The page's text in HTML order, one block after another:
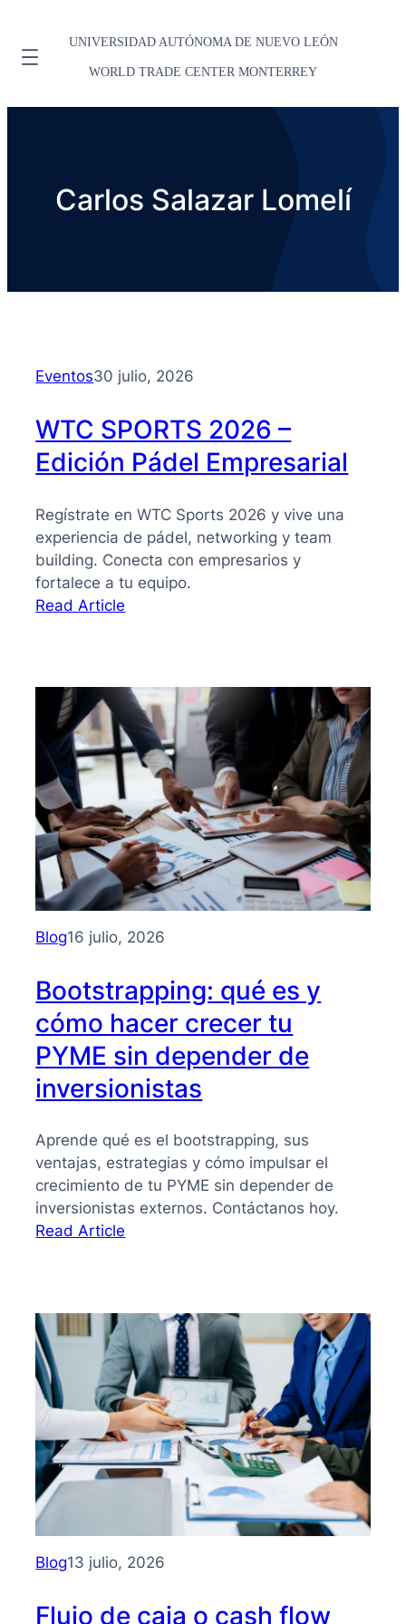
UNIVERSIDAD AUTÓNOMA DE NUEVO LEÓN
WORLD TRADE CENTER MONTERREY
Carlos Salazar Lomelí
Eventos30 julio, 2026
WTC SPORTS 2026 –
Edición Pádel Empresarial
Regístrate en WTC Sports 2026 y vive una
experiencia de pádel, networking y team
building. Conecta con empresarios y
fortalece a tu equipo.
Read Article
–
Edición
Pádel
Empresarial
Blog16 julio, 2026
Bootstrapping: qué es y
cómo hacer crecer tu
PYME sin depender de
inversionistas
Aprende qué es el bootstrapping, sus
ventajas, estrategias y cómo impulsar el
crecimiento de tu PYME sin depender de
inversionistas externos. Contáctanos hoy.
Read Article
y
cómo
hacer
crecer
tu
PYME
sin
depender
inversionistas
Blog13 julio, 2026
Flujo de caja o cash flow